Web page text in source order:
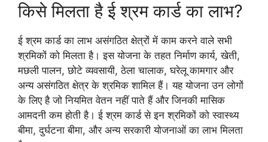
किसे मिलता है ई श्रम कार्ड का लाभ?
ई श्रम कार्ड का लाभ असंगठित क्षेत्रों में काम करने वाले सभी
श्रमिकों को मिलता है। इस योजना के तहत निर्माण कार्य, खेती,
मछली पालन, छोटे व्यवसायी, ठेला चालाक, घरेलू कामगार और
अन्य असंगठित क्षेत्र के श्रमिक शामिल हैं। यह योजना उन लोगों
के लिए है जो नियमित वेतन नहीं पाते हैं और जिनकी मासिक
आमदनी कम होती है। ई श्रम कार्ड से इन श्रमिकों को स्वास्थ्य
बीमा, दुर्घटना बीमा, और अन्य सरकारी योजनाओं का लाभ मिलता